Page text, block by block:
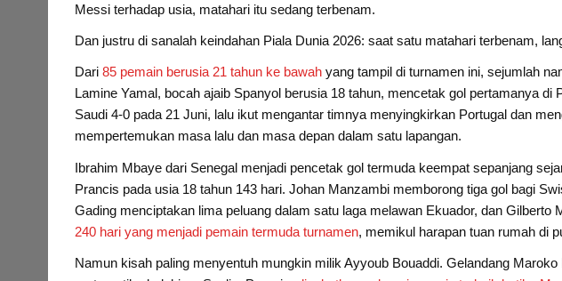
Messi terhadap usia, matahari itu sedang terbenam.
Dan justru di sanalah keindahan Piala Dunia 2026: saat satu matahari terbenam,
Dari85 pemain berusia 21 tahun ke bawah yang tampil di turnamen ini, sejumlah
Lamine Yamal, bocah ajaib Spanyol berusia 18 tahun, mencetak gol pertamanya di
Saudi 4-0 pada 21 Juni, lalu ikut mengantar timnya menyingkirkan Portugal dan
mempertemukan masa lalu dan masa depan dalam satu lapangan.
Ibrahim Mbaye dari Senegal menjadi pencetak gol termuda keempat sepanjang
Prancis pada usia 18 tahun 143 hari. Johan Manzambi memborong tiga gol bagi
Gading menciptakan lima peluang dalam satu laga melawan Ekuador, dan Gilberto
240 hari yang menjadi pemain termuda turnamen, memikul harapan tuan rumah di
Namun kisah paling menyentuh mungkin milik Ayyoub Bouaddi. Gelandang